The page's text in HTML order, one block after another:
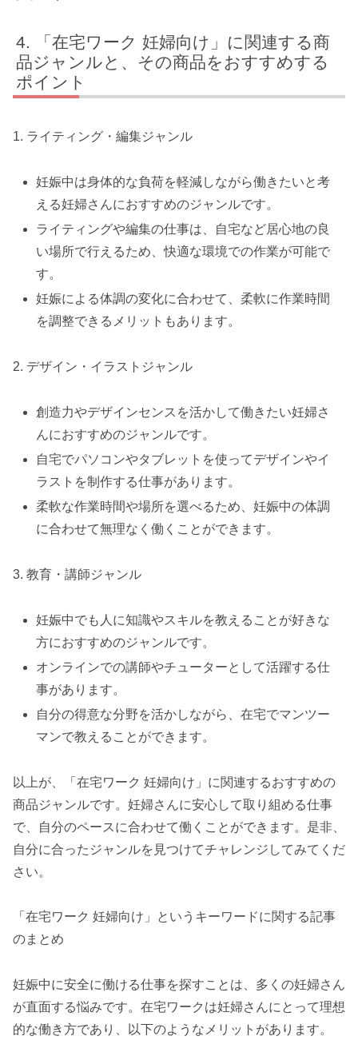
「在宅ワーク 妊婦向け」に関連する商
品ジャンルと、その商品をおすすめする
ポイント
1. ライティング・編集ジャンル
妊娠中は身体的な負荷を軽減しながら働きたいと考
える妊婦さんにおすすめのジャンルです。
ライティングや編集の仕事は、自宅など居心地の良
い場所で行えるため、快適な環境での作業が可能で
す。
妊娠による体調の変化に合わせて、柔軟に作業時間
を調整できるメリットもあります。
2. デザイン・イラストジャンル
創造力やデザインセンスを活かして働きたい妊婦さ
んにおすすめのジャンルです。
自宅でパソコンやタブレットを使ってデザインやイ
ラストを制作する仕事があります。
柔軟な作業時間や場所を選べるため、妊娠中の体調
に合わせて無理なく働くことができます。
3. 教育・講師ジャンル
妊娠中でも人に知識やスキルを教えることが好きな
方におすすめのジャンルです。
オンラインでの講師やチューターとして活躍する仕
事があります。
自分の得意な分野を活かしながら、在宅でマンツー
マンで教えることができます。
以上が、「在宅ワーク 妊婦向け」に関連するおすすめの
商品ジャンルです。妊婦さんに安心して取り組める仕事
で、自分のペースに合わせて働くことができます。是非、
自分に合ったジャンルを見つけてチャレンジしてみてくだ
さい。
「在宅ワーク 妊婦向け」というキーワードに関する記事
のまとめ
妊娠中に安全に働ける仕事を探すことは、多くの妊婦さん
が直面する悩みです。在宅ワークは妊婦さんにとって理想
的な働き方であり、以下のようなメリットがあります。